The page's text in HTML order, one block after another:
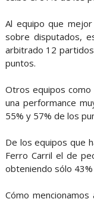
Al equipo que
sobre disputados,
arbitrado 12
puntos.
Otros equipos como
una performance
55% y 57% de los
De los equipos que
Ferro Carril el de
obteniendo sólo
Cómo